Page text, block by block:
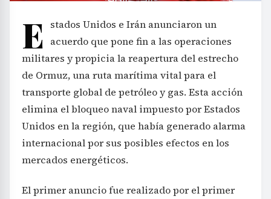
E
stados Unidos e Irán anunciaron un
acuerdo que pone fin a las operaciones
militares y propicia la reapertura del estrecho
de Ormuz, una ruta marítima vital para el
transporte global de petróleo y gas. Esta acción
elimina el bloqueo naval impuesto por Estados
Unidos en la región, que había generado alarma
internacional por sus posibles efectos en los
mercados energéticos.
El primer anuncio fue realizado por el primer